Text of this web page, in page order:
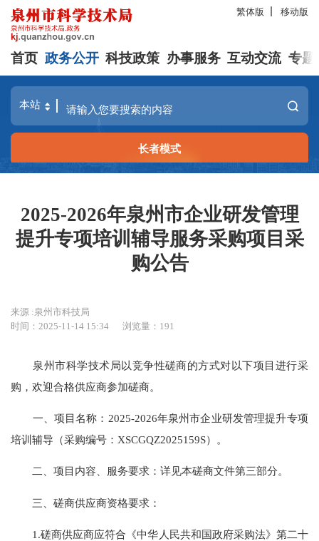
繁体版 移动版
首页 政务公开 科技政策 办事服务 互动交流 专题
长者模式
2025-2026年泉州市企业研发管理
提升专项培训辅导服务采购项目采
购公告
来源 :泉州市科技局
时间：2025-11-14 15:34
浏览量： 191
泉州市科学技术局以竞争性磋商的方式对以下项目进行采
购，欢迎合格供应商参加磋商。
一、项目名称：2025-2026年泉州市企业研发管理提升专项
培训辅导（采购编号：XSCGQZ2025159S）。
二、项目内容、服务要求：详见本磋商文件第三部分。
三、磋商供应商资格要求：
1.磋商供应商应符合《中华人民共和国政府采购法》第二十